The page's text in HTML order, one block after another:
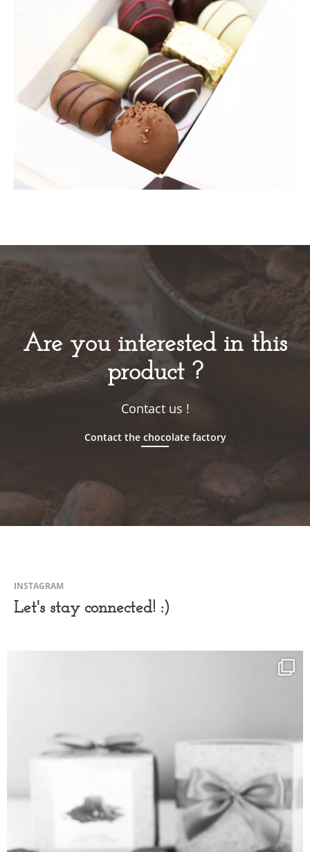
Are you interested in this
product ?
Contact us !
Contact the chocolate factory
INSTAGRAM
Let's stay connected! :)